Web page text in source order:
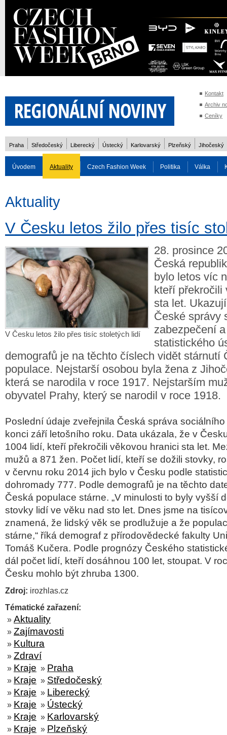
Kontakt
Archiv
Ceníky
Praha Středočeský Liberecký Ústecký Karlovarský Plzeňský Jihočeský
Úvodem Aktuality Czech Fashion Week Politika Válka
Rozhovory
Aktuality
V Česku letos žilo přes tisíc
V Česku letos žilo přes tisíc stoletých lidí
28. prosince
Česká
bylo letos víc
kteří překročili
sta let.
České správy
zabezpečení
statistického
demografů je na těchto číslech vidět stárnutí
populace. Nejstarší osobou byla žena z
která se narodila v roce 1917. Nejstarším
obyvatel Prahy, který se narodil v roce 1918.
Poslední údaje zveřejnila Česká správa
konci září letošního roku. Data ukázala, že v
1004 lidí, kteří překročili věkovou hranici sta let.
mužů a 871 žen. Počet lidí, kteří se dožili stovky,
v červnu roku 2014 jich bylo v Česku podle
dohromady 777. Podle demografů je na těchto
Česká populace stárne. „V minulosti to byly vyšší
stovky lidí ve věku nad sto let. Dnes jsme na
znamená, že lidský věk se prodlužuje a že
stárne,“ říká demograf z přírodovědecké fakulty
Tomáš Kučera. Podle prognózy Českého
dál počet lidí, kteří dosáhnou 100 let, stoupat. V
Česku mohlo být zhruba 1300.
Zdroj: irozhlas.cz
Tématické zařazení:
» Aktuality
» Zajímavosti
» Kultura
» Zdraví
» Kraje » Praha
» Kraje » Středočeský
» Kraje » Liberecký
» Kraje » Ústecký
» Kraje » Karlovarský
» Kraje » Plzeňský